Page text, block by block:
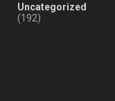
Uncategorized
(192)